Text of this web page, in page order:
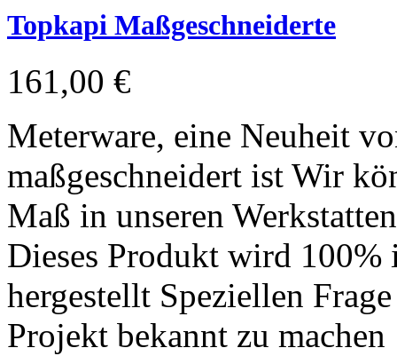
Topkapi Maßgeschneiderte
161,00 €
Meterware, eine Neuheit
maßgeschneidert ist Wir
Maß in unseren
Dieses Produkt wird 100%
hergestellt Speziellen
Projekt bekannt zu machen